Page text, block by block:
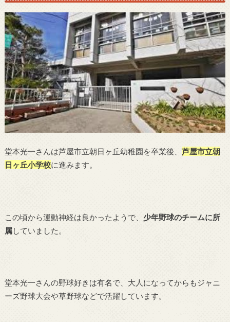
堂本光一さんは芦屋市立朝日ヶ丘幼稚園を卒業後、 芦屋市立朝
日ヶ丘小学校に進みます。
この頃から運動神経は良かったようで、 少年野球のチームに所
属していました。
堂本光一さんの野球好きは有名で、大人になってからもジャニ
ーズ野球大会や草野球などで活躍しています。